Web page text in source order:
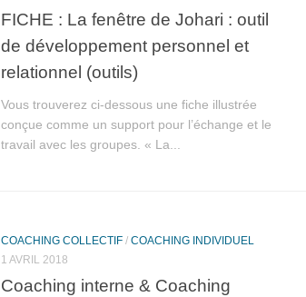
FICHE : La fenêtre de Johari : outil
de développement personnel et
relationnel (outils)
Vous trouverez ci-dessous une fiche illustrée
conçue comme un support pour l’échange et le
travail avec les groupes. « La...
COACHING COLLECTIF / COACHING INDIVIDUEL
1 AVRIL 2018
Coaching interne & Coaching